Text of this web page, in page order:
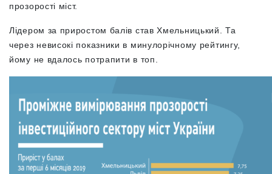
прозорості міст.
Лідером за приростом балів став Хмельницький. Та
через невисокі показники в минулорічному рейтингу,
йому не вдалось потрапити в топ.